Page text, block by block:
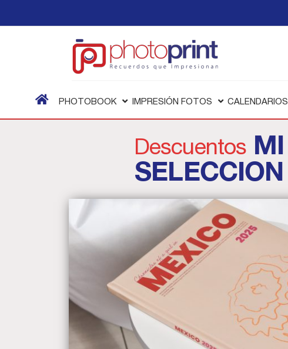
PHOTOBOOK IMPRESIÓN FOTOS CALENDARIOS
Descuentos MI
SELECCION